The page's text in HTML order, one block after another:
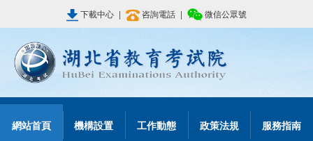
下載中心 | 咨詢電話 | 微信公眾號
網站首頁 機構設置 工作動態 政策法規 服務指南